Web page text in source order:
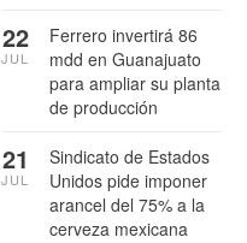
Ferrero invertirá 86
mdd en Guanajuato
para ampliar su planta
de producción
22
JUL
Sindicato de Estados
Unidos pide imponer
arancel del 75% a la
cerveza mexicana
21
JUL